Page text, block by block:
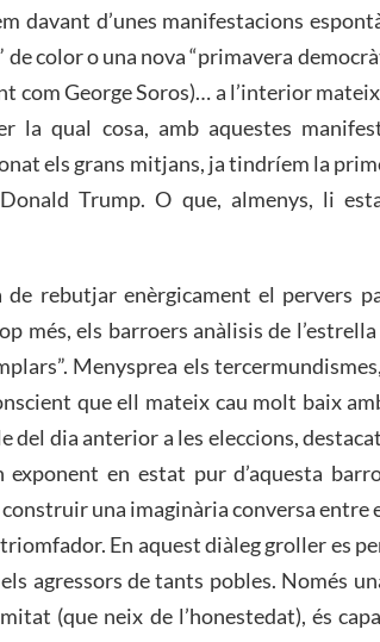
davant d’unes manifestacions
de color o una nova “primavera
com George Soros)… a l’interior
la qual cosa, amb aquestes
els grans mitjans, ja tindríem la
Trump. O que, almenys, li
de rebutjar enèrgicament el pervers
més, els barroers anàlisis de
Menysprea els
que ell mateix cau molt baix
del dia anterior a les eleccions,
exponent en estat pur d’aquesta
una imaginària conversa entre
En aquest diàleg groller es
agressors de tants pobles. Només
(que neix de l’honestedat), és